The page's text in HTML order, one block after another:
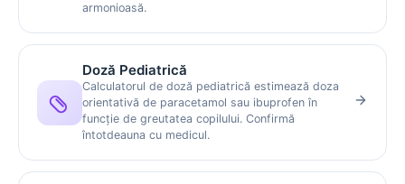
armonioasă.
Doză Pediatrică
Calculatorul de doză pediatrică estimează doza
orientativă de paracetamol sau ibuprofen în
funcție de greutatea copilului. Confirmă
întotdeauna cu medicul.